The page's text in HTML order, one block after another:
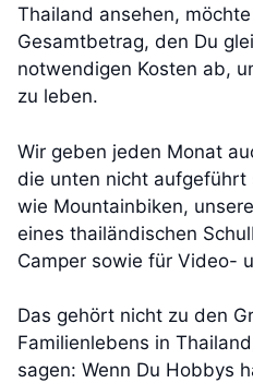
Thailand ansehen,
Gesamtbetrag, den Du
notwendigen Kosten ab,
zu leben.
Wir geben jeden Monat
die unten nicht
wie Mountainbiken,
eines thailändischen
Camper sowie für Video-
Das gehört nicht zu den
Familienlebens in
sagen: Wenn Du Hobbys